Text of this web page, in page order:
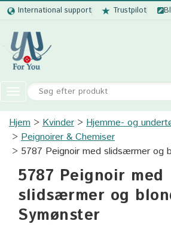
International support Trustpilot
Kvinder
Toggle
navigation
Kvinder
Mænd
Børn
Accessories
Hjem Kvinder
Hjemme- og
Peignoirer & Chemiser
5787 Peignoir med slidsærmer og
5787 Peignoir med
slidsærmer og
Symønster